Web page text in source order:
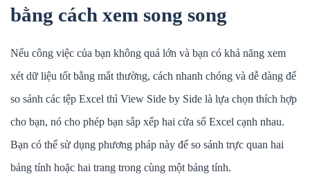
bằng cách xem song song
Nếu công việc của bạn không quá lớn và bạn có khả năng xem
xét dữ liệu tốt bằng mắt thường, cách nhanh chóng và dễ dàng để
so sánh các tệp Excel thì View Side by Side là lựa chọn thích hợp
cho bạn, nó cho phép bạn sắp xếp hai cửa sổ Excel cạnh nhau.
Bạn có thể sử dụng phương pháp này để so sánh trực quan hai
bảng tính hoặc hai trang trong cùng một bảng tính.